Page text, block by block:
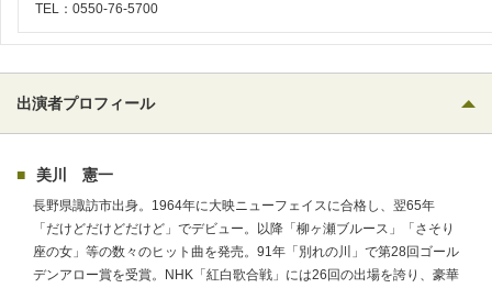
TEL：0550-76-5700
出演者プロフィール
美川 憲一
長野県諏訪市出身。1964年に大映ニューフェイスに合格し、翌65年
「だけどだけどだけど」でデビュー。以降「柳ヶ瀬ブルース」「さそり
座の女」等の数々のヒット曲を発売。91年「別れの川」で第28回ゴール
デンアロー賞を受賞。NHK「紅白歌合戦」には26回の出場を誇り、豪華